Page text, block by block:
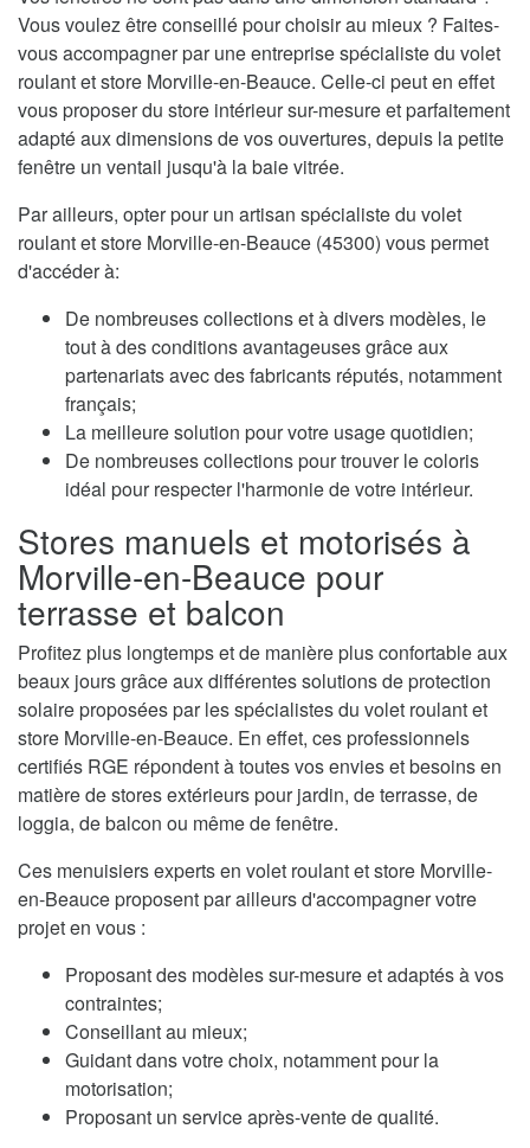
Vous voulez être conseillé pour choisir au mieux ? Faites-
vous accompagner par une entreprise spécialiste du volet
roulant et store Morville-en-Beauce. Celle-ci peut en effet
vous proposer du store intérieur sur-mesure et parfaitement
adapté aux dimensions de vos ouvertures, depuis la petite
fenêtre un ventail jusqu'à la baie vitrée.
Par ailleurs, opter pour un artisan spécialiste du volet
roulant et store Morville-en-Beauce (45300) vous permet
d'accéder à:
De nombreuses collections et à divers modèles, le
tout à des conditions avantageuses grâce aux
partenariats avec des fabricants réputés, notamment
français;
La meilleure solution pour votre usage quotidien;
De nombreuses collections pour trouver le coloris
idéal pour respecter l'harmonie de votre intérieur.
Stores manuels et motorisés à
Morville-en-Beauce pour
terrasse et balcon
Profitez plus longtemps et de manière plus confortable aux
beaux jours grâce aux différentes solutions de protection
solaire proposées par les spécialistes du volet roulant et
store Morville-en-Beauce. En effet, ces professionnels
certifiés RGE répondent à toutes vos envies et besoins en
matière de stores extérieurs pour jardin, de terrasse, de
loggia, de balcon ou même de fenêtre.
Ces menuisiers experts en volet roulant et store Morville-
en-Beauce proposent par ailleurs d'accompagner votre
projet en vous :
Proposant des modèles sur-mesure et adaptés à vos
contraintes;
Conseillant au mieux;
Guidant dans votre choix, notamment pour la
motorisation;
Proposant un service après-vente de qualité.